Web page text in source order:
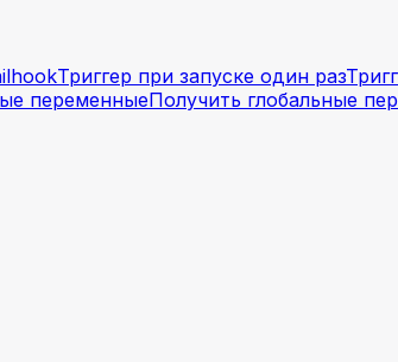
Триггер при запуске один раз
переменныеПолучить глобальные